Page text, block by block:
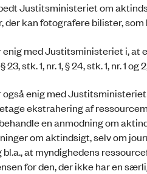
Justitsministeriet om
der kan fotografere bilister,
enig med Justitsministeriet i,
stk. 1, nr. 1, § 24, stk. 1, nr. 1 og
enig med Justitsministeriet
ekstrahering af
en anmodning om
om aktindsigt, selv om
at myndighedens
for den, der ikke har en